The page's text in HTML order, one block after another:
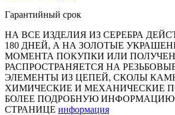
Гарантийный срок
НА ВСЕ ИЗДЕЛИЯ ИЗ СЕРЕБРА
180 ДНЕЙ, А НА ЗОЛОТЫЕ
МОМЕНТА ПОКУПКИ ИЛИ
РАСПРОСТРАНЯЕТСЯ НА
ЭЛЕМЕНТЫ ИЗ ЦЕПЕЙ, СКОЛЫ
ХИМИЧЕСКИЕ И МЕХАНИЧЕСКИЕ
БОЛЕЕ ПОДРОБНУЮ ИНФОРМАЦИЮ
СТРАНИЦЕ информация